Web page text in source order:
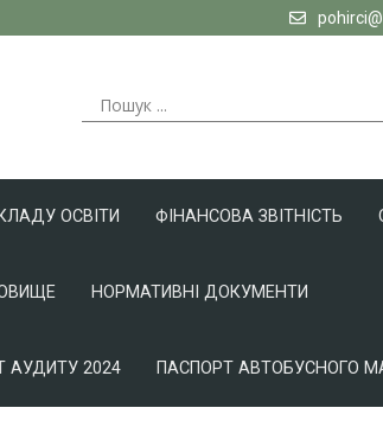
ОСВІТИ ФІНАНСОВА ЗВІТНІСТЬ
НОРМАТИВНІ ДОКУМЕНТИ
АУДИТУ 2024 ПАСПОРТ АВТОБУСНОГО